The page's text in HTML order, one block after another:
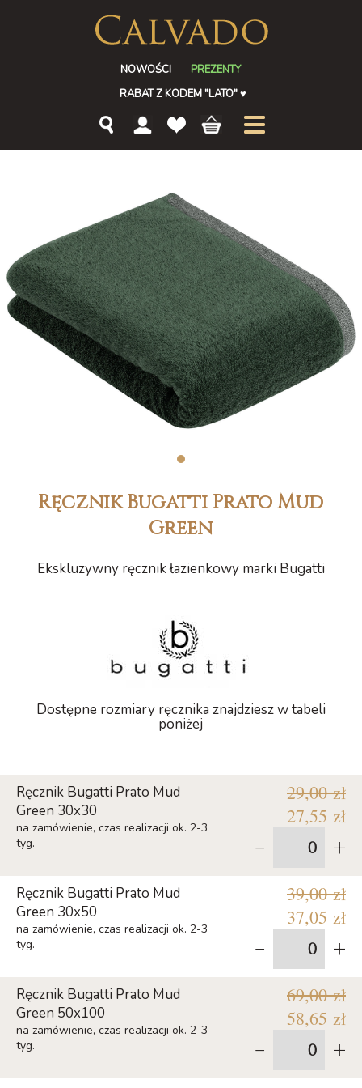
NOWOŚCI
PREZENTY
RABAT Z KODEM "LATO"♥
1
Ręcznik Bugatti Prato Mud
Green
Ekskluzywny ręcznik łazienkowy marki Bugatti
Dostępne rozmiary ręcznika znajdziesz w tabeli
poniżej
Ręcznik Bugatti Prato Mud
Green 30x30
na zamówienie, czas realizacji ok. 2-3
tyg.
29,00 zł
27,55 zł
- +
Ręcznik Bugatti Prato Mud
Green 30x50
na zamówienie, czas realizacji ok. 2-3
tyg.
39,00 zł
37,05 zł
- +
Ręcznik Bugatti Prato Mud
Green 50x100
na zamówienie, czas realizacji ok. 2-3
tyg.
69,00 zł
58,65 zł
- +